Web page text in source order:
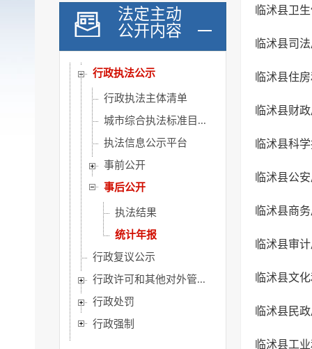
法定主动
公开内容
职责边界清单
职责任务清单
“双随机、一公开”监...
行政执法公示
行政执法主体清单
城市综合执法标准目...
执法信息公示平台
事前公开
事后公开
执法结果
统计年报
行政复议公示
行政许可和其他对外管...
行政处罚
行政强制
临沭县卫
临沭县司
临沭县住
临沭县财
临沭县科
临沭县公
临沭县商
临沭县审
临沭县文
临沭县民
临沭县工